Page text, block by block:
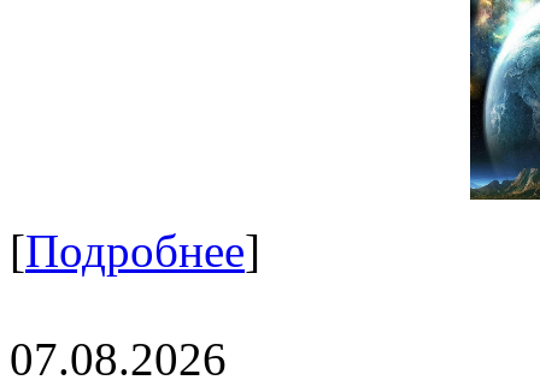
[Подробнее]
07.08.2026